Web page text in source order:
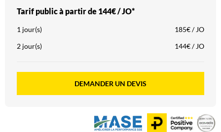
Tarif public à partir de 144€ / JO*
1 jour(s)
185€ / JO
2 jour(s)
144€ / JO
DEMANDER UN DEVIS